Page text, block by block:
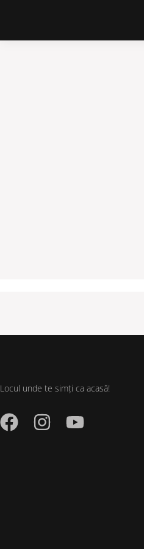
Locul unde te simți ca acasă!